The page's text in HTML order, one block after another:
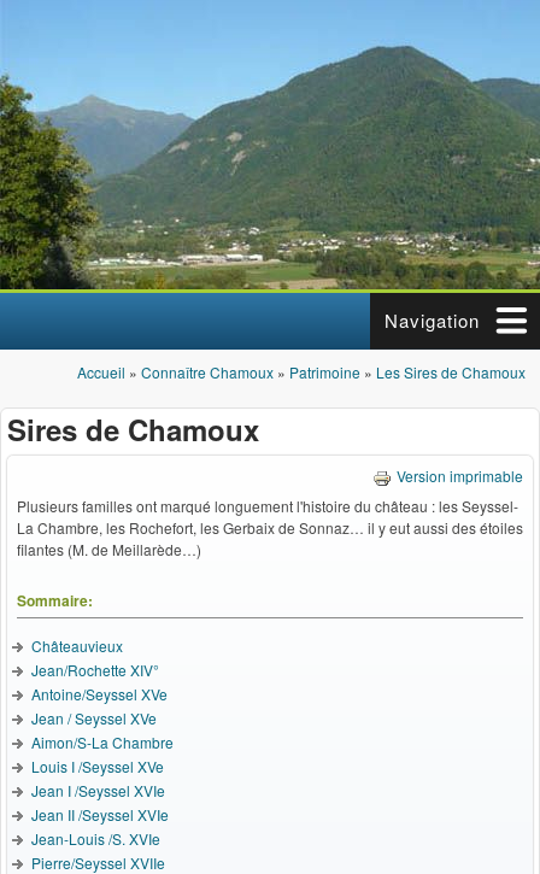
Navigation
Vous êtes ici
Accueil » Connaître Chamoux » Patrimoine » Les Sires de Chamoux
Sires de Chamoux
Version imprimable
Plusieurs familles ont marqué longuement l'histoire du château : les Seyssel-
La Chambre, les Rochefort, les Gerbaix de Sonnaz… il y eut aussi des étoiles
filantes (M. de Meillarède…)
Sommaire:
Châteauvieux
Jean/Rochette XIV°
Antoine/Seyssel XVe
Jean / Seyssel XVe
Aimon/S-La Chambre
Louis I /Seyssel XVe
Jean I /Seyssel XVIe
Jean II /Seyssel XVIe
Jean-Louis /S. XVIe
Pierre/Seyssel XVIIe